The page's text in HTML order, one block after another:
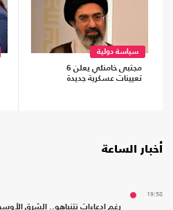
سياسة دولية
مجتبى خامنئي يعلن 6
تعيينات عسكرية جديدة
أخبار الساعة
19:58
رغم ادعاءات نتنياهو.. الشرق